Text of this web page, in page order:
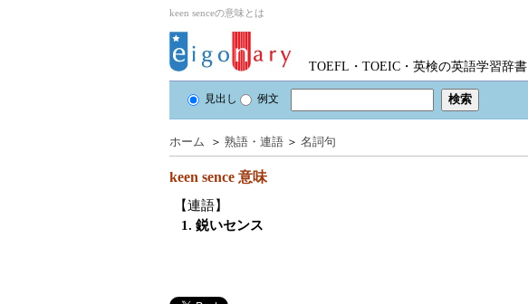
keen senceの意味とは
TOEFL・TOEIC・英検の英語学習辞書
見出し 例文
ホーム ＞ 熟語・連語 ＞ 名詞句
keen sence 意味
【連語】
1. 鋭いセンス